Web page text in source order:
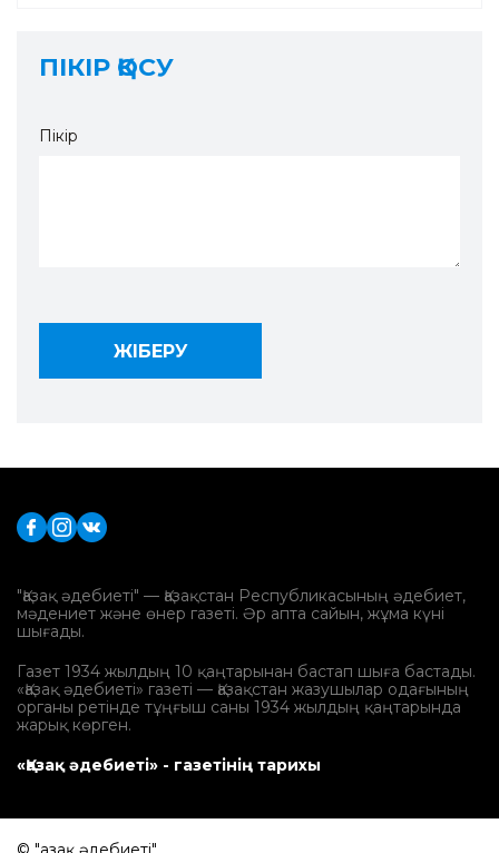
ПІКІР ҚОСУ
Пікір
"Қазақ әдебиеті" — Қазақстан Республикасының әдебиет,
мәдениет және өнер газеті. Әр апта сайын, жұма күні
шығады.
Газет 1934 жылдың 10 қаңтарынан бастап шыға бастады.
«Қазақ әдебиеті» газеті — Қазақстан жазушылар одағының
органы ретінде тұңғыш саны 1934 жылдың қаңтарында
жарық көрген.
«Қазақ әдебиеті» - газетінің тарихы